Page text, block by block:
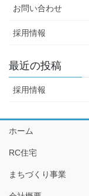
お問い合わせ
採用情報
最近の投稿
採用情報
ホーム
RC住宅
まちづくり事業